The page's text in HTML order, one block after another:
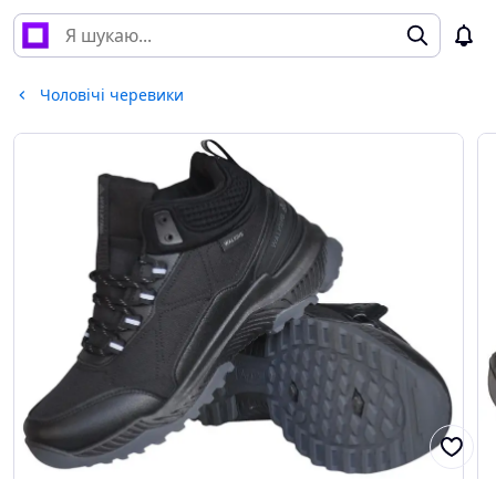
Чоловічі черевики